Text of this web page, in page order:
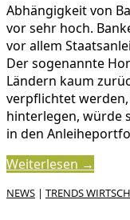
Abhängigkeit von
vor sehr hoch.
vor allem
Der sogenannte
Ländern kaum
verpflichtet
hinterlegen, würde
in den
Weiterlesen →
NEWS | TRENDS